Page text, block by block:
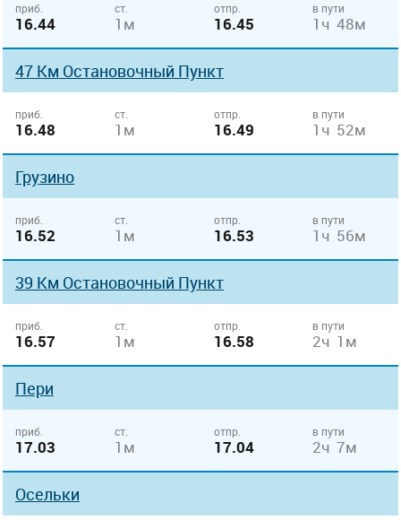
приб.
16.44
ст.
1м
отпр.
16.45
в пути
1ч 48м
47 Км Остановочный Пункт
приб.
16.48
ст.
1м
отпр.
16.49
в пути
1ч 52м
Грузино
приб.
16.52
ст.
1м
отпр.
16.53
в пути
1ч 56м
39 Км Остановочный Пункт
приб.
16.57
ст.
1м
отпр.
16.58
в пути
2ч 1м
Пери
приб.
17.03
ст.
1м
отпр.
17.04
в пути
2ч 7м
Осельки